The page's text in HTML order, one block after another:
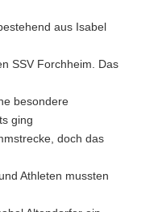
aus Isabel
SSV Forchheim. Das
besondere
ging
doch das
Athleten mussten